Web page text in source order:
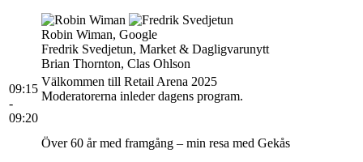
Robin Wiman, Google
Fredrik Svedjetun, Market & Dagligvarunytt
Brian Thornton, Clas Ohlson
09:15
-
09:20
Välkommen till Retail Arena 2025
Moderatorerna inleder dagens program.
Över 60 år med framgång – min resa med Gekås